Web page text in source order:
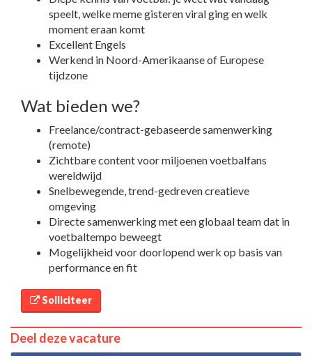
speelt, welke meme gisteren viral ging en welk
moment eraan komt
Excellent Engels
Werkend in Noord-Amerikaanse of Europese
tijdzone
Wat bieden we?
Freelance/contract-gebaseerde samenwerking
(remote)
Zichtbare content voor miljoenen voetbalfans
wereldwijd
Snelbewegende, trend-gedreven creatieve
omgeving
Directe samenwerking met een globaal team dat in
voetbaltempo beweegt
Mogelijkheid voor doorlopend werk op basis van
performance en fit
Solliciteer
Deel deze vacature